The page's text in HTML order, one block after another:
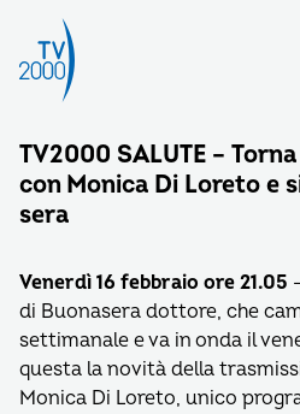
TV2000 SALUTE –
con Monica Di Loreto e
sera
Venerdì 16 febbraio ore 21.05
di Buonasera dottore, che
settimanale e va in onda il
questa la novità della
Monica Di Loreto, unico